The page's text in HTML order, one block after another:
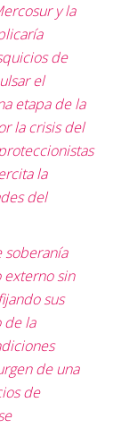
y la
de
el
etapa de la
la crisis del
la
del
soberanía
sin
sus
de la
de una
de